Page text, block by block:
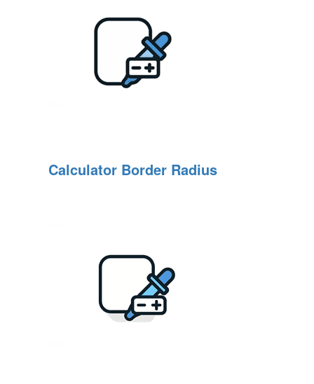
Calculator Border Radius